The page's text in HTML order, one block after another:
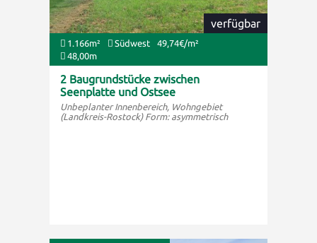
verfügbar
1.166m² Südwest
49,74€/m²
48,00m
2 Baugrundstücke zwischen
Seenplatte und Ostsee
Unbeplanter Innenbereich, Wohngebiet
(Landkreis-Rostock) Form: asymmetrisch